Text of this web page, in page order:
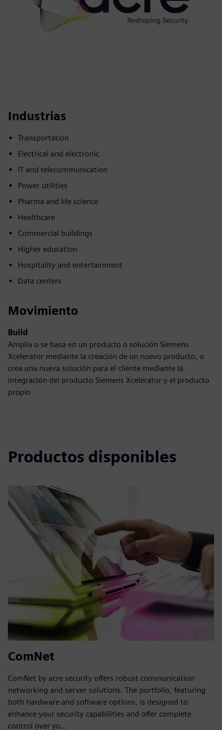
Industrias
Transportation
Electrical and electronic
IT and telecommunication
Power utilities
Pharma and life science
Healthcare
Commercial buildings
Higher education
Hospitality and entertainment
Data centers
Movimiento
Build
Amplía o se basa en un producto o solución Siemens
Xcelerator mediante la creación de un nuevo producto, o
crea una nueva solución para el cliente mediante la
integración del producto Siemens Xcelerator y el producto
propio
Productos disponibles
ComNet
ComNet by acre security offers robust communication
networking and server solutions. The portfolio, featuring
both hardware and software options, is designed to
enhance your security capabilities and offer complete
control over yo...